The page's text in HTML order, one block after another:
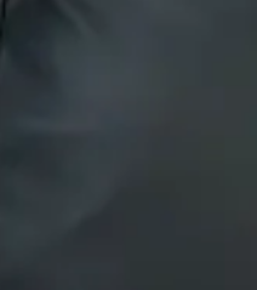
conta com duas pences e zíper da
na escolha do
em formato de imagem.
Técnicas